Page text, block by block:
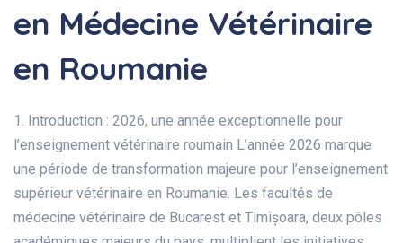
en Médecine Vétérinaire
en Roumanie
1. Introduction : 2026, une année exceptionnelle pour
l’enseignement vétérinaire roumain L’année 2026 marque
une période de transformation majeure pour l’enseignement
supérieur vétérinaire en Roumanie. Les facultés de
médecine vétérinaire de Bucarest et Timișoara, deux pôles